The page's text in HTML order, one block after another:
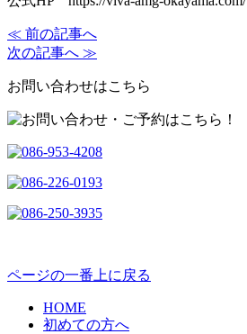
≪ 前の記事へ
次の記事へ ≫
お問い合わせはこちら
ページの一番上に戻る
HOME
初めての方へ